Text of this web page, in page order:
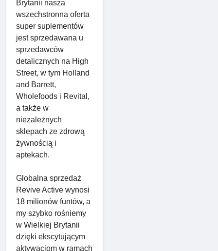
Brytanii nasza
wszechstronna oferta
super suplementów
jest sprzedawana u
sprzedawców
detalicznych na High
Street, w tym Holland
and Barrett,
Wholefoods i Revital,
a także w
niezależnych
sklepach ze zdrową
żywnością i
aptekach.
Globalna sprzedaż
Revive Active wynosi
18 milionów funtów, a
my szybko rośniemy
w Wielkiej Brytanii
dzięki ekscytującym
aktywacjom w ramach